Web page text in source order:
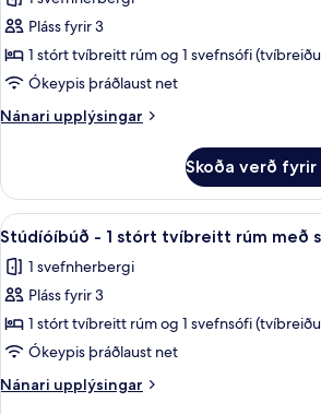
Stúdíóíbúð
-
1
stórt
tvíbreitt
rúm
svefnsófa
borgarsýn
Pláss fyrir 3
1 stórt tvíbreitt rúm og 1 svefnsófi
Ókeypis þráðlaust net
Nánari upplýsingar
Nánari
-
stórt
rúm
með
-
borgarsýn
Skoða verð
Skoða
allar
myndir
fyrir
Stúdíóíbúð
-
1
stórt
Kaffivél/
9
Stúdíóíbúð - 1 stórt tvíbreitt rúm með
1 svefnherbergi
Pláss fyrir 3
1 stórt tvíbreitt rúm og 1 svefnsófi
Ókeypis þráðlaust net
Nánari upplýsingar
Nánari